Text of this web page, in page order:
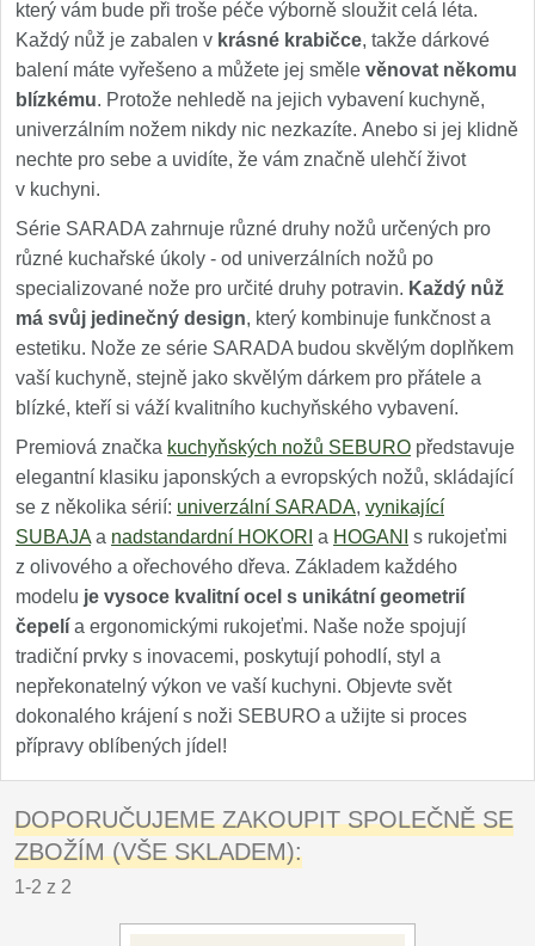
který vám bude při troše péče výborně sloužit celá léta.
Každý nůž je zabalen v krásné krabičce, takže dárkové
balení máte vyřešeno a můžete jej směle věnovat někomu
blízkému. Protože nehledě na jejich vybavení kuchyně,
univerzálním nožem nikdy nic nezkazíte. Anebo si jej klidně
nechte pro sebe a uvidíte, že vám značně ulehčí život
v kuchyni.
Série SARADA zahrnuje různé druhy nožů určených pro
různé kuchařské úkoly - od univerzálních nožů po
specializované nože pro určité druhy potravin. Každý nůž
má svůj jedinečný design, který kombinuje funkčnost a
estetiku. Nože ze série SARADA budou skvělým doplňkem
vaší kuchyně, stejně jako skvělým dárkem pro přátele a
blízké, kteří si váží kvalitního kuchyňského vybavení.
Premiová značka kuchyňských nožů SEBURO představuje
elegantní klasiku japonských a evropských nožů, skládající
se z několika sérií: univerzální SARADA, vynikající
SUBAJA a nadstandardní HOKORI a HOGANI
s rukojeťmi
z olivového a ořechového dřeva. Základem každého
modelu je vysoce kvalitní ocel s unikátní geometrií
čepelí a ergonomickými rukojeťmi. Naše nože spojují
tradiční prvky s inovacemi, poskytují pohodlí, styl a
nepřekonatelný výkon ve vaší kuchyni. Objevte svět
dokonalého krájení s noži SEBURO a užijte si proces
přípravy oblíbených jídel!
DOPORUČUJEME ZAKOUPIT SPOLEČNĚ SE
ZBOŽÍM (VŠE SKLADEM):
1-2 z 2